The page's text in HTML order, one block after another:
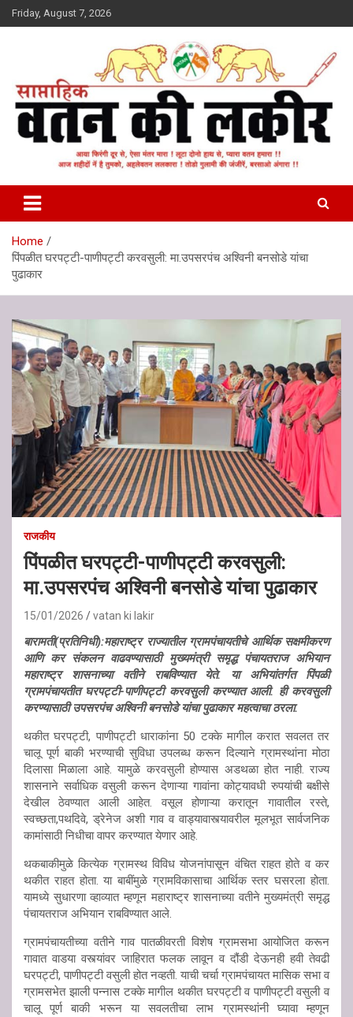
Skip
to
Friday, August 7, 2026
वतन की लकीर
Home
पिंपळीत घरपट्टी-पाणीपट्टी करवसुली: मा.उपसरपंच अश्विनी बनसोडे यांचा
पुढाकार
राजकीय
पिंपळीत घरपट्टी-पाणीपट्टी करवसुली:
मा.उपसरपंच अश्विनी बनसोडे यांचा पुढाकार
15/01/2026 vatan ki lakir
बारामती(प्रतिनिधी):महाराष्ट्र राज्यातील ग्रामपंचायतीचे आर्थिक सक्षमीकरण
आणि कर संकलन वाढवण्यासाठी मुख्यमंत्री समृद्ध पंचायतराज अभियान
महाराष्ट्र शासनाच्या वतीने राबविण्यात येते. या अभियांतर्गत पिंपळी
ग्रामपंचायतीत घरपट्टी-पाणीपट्टी करवसुली करण्यात आली. ही करवसुली
करण्यासाठी उपसरपंच अश्विनी बनसोडे यांचा पुढाकार महत्वाचा ठरला.
थकीत घरपट्टी, पाणीपट्टी धाराकांना 50 टक्के मागील करात सवलत तर
चालू पूर्ण बाकी भरण्याची सुविधा उपलब्ध करून दिल्याने ग्रामस्थांना मोठा
दिलासा मिळाला आहे. यामुळे करवसुली होण्यास अडथळा होत नाही. राज्य
शासनाने सर्वाधिक वसुली करून देणाऱ्या गावांना कोट्यावधी रुपयांची बक्षीसे
देखील ठेवण्यात आली आहेत. वसूल होणाऱ्या करातून गावातील रस्ते,
स्वच्छता,पथदिवे, ड्रेनेज अशी गाव व वाड्यावास्त्यावरील मूलभूत सार्वजनिक
कामांसाठी निधीचा वापर करण्यात येणार आहे.
थकबाकीमुळे कित्येक ग्रामस्थ विविध योजनांपासून वंचित राहत होते व कर
थकीत राहत होता. या बाबींमुळे ग्रामविकासाचा आर्थिक स्तर घसरला होता.
यामध्ये सुधारणा व्हाव्यात म्हणून महाराष्ट्र शासनाच्या वतीने मुख्यमंत्री समृद्ध
पंचायतराज अभियान राबविण्यात आले.
ग्रामपंचायतीच्या वतीने गाव पातळीवरती विशेष ग्रामसभा आयोजित करून
गावात वाडया वस्त्यांवर जाहिरात फलक लावून व दौंडी देऊनही हवी तेवढी
घरपट्टी, पाणीपट्टी वसुली होत नव्हती. याची चर्चा ग्रामपंचायत मासिक सभा व
ग्रामसभेत झाली पन्नास टक्के मागील थकीत घरपट्टी व पाणीपट्टी वसुली व
चालू पूर्ण बाकी भरून या सवलतीचा लाभ ग्रामस्थांनी घ्यावा म्हणून